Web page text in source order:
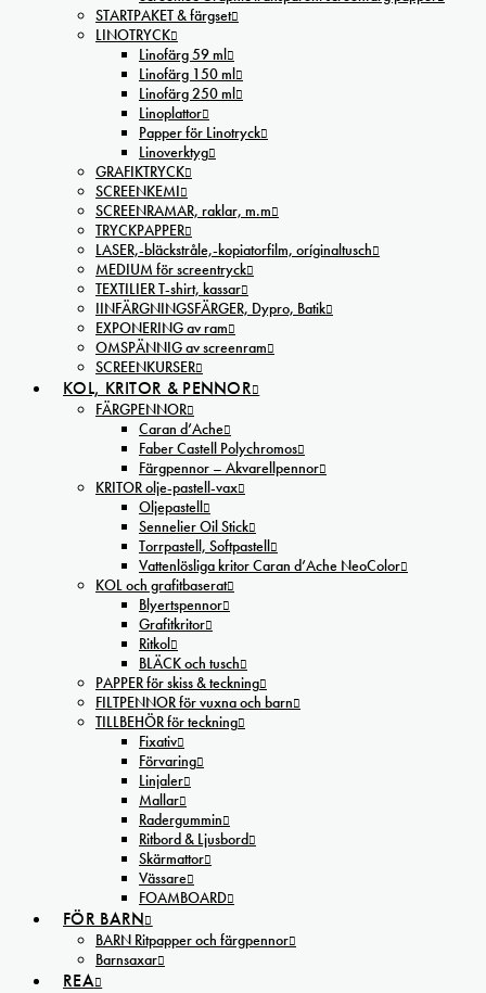
STARTPAKET & färgset
LINOTRYCK
Linofärg 59 ml
Linofärg 150 ml
Linofärg 250 ml
Linoplattor
Papper för Linotryck
Linoverktyg
GRAFIKTRYCK
SCREENKEMI
SCREENRAMAR, raklar, m.m
TRYCKPAPPER
LASER,-bläckstråle,-kopiatorfilm, oríginaltusch
MEDIUM för screentryck
TEXTILIER T-shirt, kassar
IINFÄRGNINGSFÄRGER, Dypro, Batik
EXPONERING av ram
OMSPÄNNIG av screenram
SCREENKURSER
KOL, KRITOR & PENNOR
FÄRGPENNOR
Caran d’Ache
Faber Castell Polychromos
Färgpennor – Akvarellpennor
KRITOR olje-pastell-vax
Oljepastell
Sennelier Oil Stick
Torrpastell, Softpastell
Vattenlösliga kritor Caran d’Ache NeoColor
KOL och grafitbaserat
Blyertspennor
Grafitkritor
Ritkol
BLÄCK och tusch
PAPPER för skiss & teckning
FILTPENNOR för vuxna och barn
TILLBEHÖR för teckning
Fixativ
Förvaring
Linjaler
Mallar
Radergummin
Ritbord & Ljusbord
Skärmattor
Vässare
FOAMBOARD
FÖR BARN
BARN Ritpapper och färgpennor
Barnsaxar
REA